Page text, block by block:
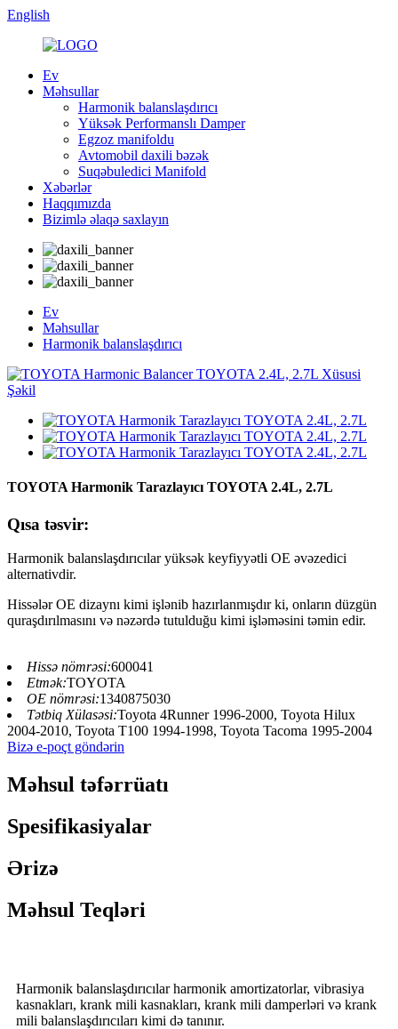
English
Ev
Məhsullar
Harmonik balanslaşdırıcı
Yüksək Performanslı Damper
Egzoz manifoldu
Avtomobil daxili bəzək
Suqəbuledici Manifold
Xəbərlər
Haqqımızda
Bizimlə əlaqə saxlayın
Ev
Məhsullar
Harmonik balanslaşdırıcı
TOYOTA Harmonik Tarazlayıcı TOYOTA 2.4L, 2.7L
Qısa təsvir:
Harmonik balanslaşdırıcılar yüksək keyfiyyətli OE əvəzedici
alternativdir.
Hissələr OE dizaynı kimi işlənib hazırlanmışdır ki, onların düzgün
quraşdırılmasını və nəzərdə tutulduğu kimi işləməsini təmin edir.
Hissə nömrəsi:600041
Etmək:TOYOTA
OE nömrəsi:1340875030
Tətbiq Xülasəsi:Toyota 4Runner 1996-2000, Toyota Hilux
2004-2010, Toyota T100 1994-1998, Toyota Tacoma 1995-2004
Bizə e-poçt göndərin
Məhsul təfərrüatı
Spesifikasiyalar
Ərizə
Məhsul Teqləri
Harmonik balanslaşdırıcılar harmonik amortizatorlar, vibrasiya
kasnakları, krank mili kasnakları, krank mili damperləri və krank
mili balanslaşdırıcıları kimi də tanınır.